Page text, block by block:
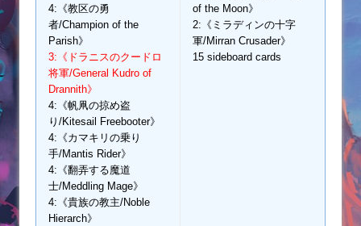
4:《教区の勇
者/Champion of the
Parish》
3:《ドラニスのクードロ
将軍/General Kudro of
Drannith》
4:《帆凧の掠め盗
り/Kitesail Freebooter》
4:《カマキリの乗り
手/Mantis Rider》
4:《翻弄する魔道
士/Meddling Mage》
4:《貴族の教主/Noble
Hierarch》
of the Moon》
2:《ミラディンの十字
軍/Mirran Crusader》
15 sideboard cards